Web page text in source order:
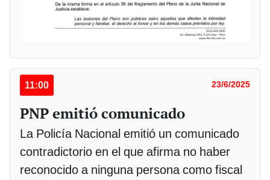
11:00 23/6/2025
PNP emitió comunicado
La Policía Nacional emitió un comunicado
contradictorio en el que afirma no haber
reconocido a ninguna persona como fiscal